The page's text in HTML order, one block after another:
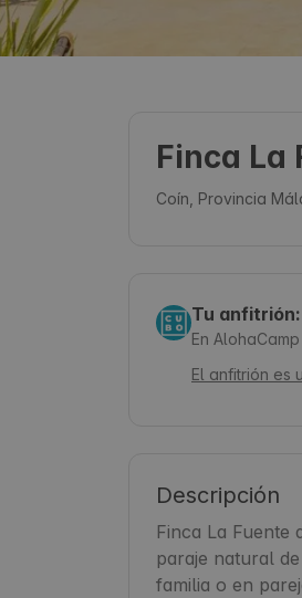
Finca La
Coín, Provincia
Tu
En
El anfitrión es
Descripción
Finca La Fuente
paraje natural
familia o en